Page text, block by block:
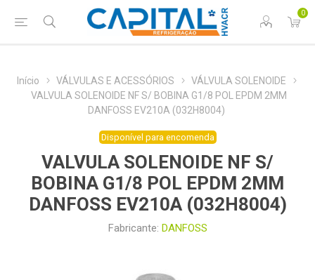
0
Início VÁLVULAS E ACESSÓRIOS
VÁLVULA SOLENOIDE
VALVULA SOLENOIDE NF S/ BOBINA G1/8 POL EPDM 2MM
DANFOSS EV210A (032H8004)
Disponível para encomenda
VALVULA SOLENOIDE NF S/
BOBINA G1/8 POL EPDM 2MM
DANFOSS EV210A (032H8004)
Fabricante: DANFOSS